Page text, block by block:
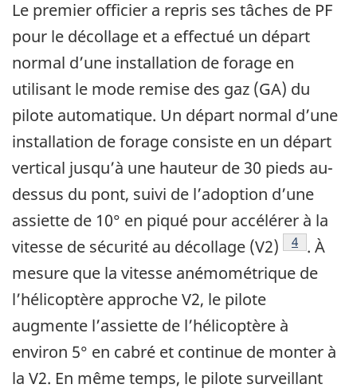
Le premier officier a repris ses tâches de PF
pour le décollage et a effectué un départ
normal d’une installation de forage en
utilisant le mode remise des gaz (GA) du
pilote automatique. Un départ normal d’une
installation de forage consiste en un départ
vertical jusqu’à une hauteur de 30 pieds au-
dessus du pont, suivi de l’adoption d’une
assiette de 10° en piqué pour accélérer à la
vitesse de sécurité au décollage (V2)
Footnote
4 . À
mesure que la vitesse anémométrique de
l’hélicoptère approche V2, le pilote
augmente l’assiette de l’hélicoptère à
environ 5° en cabré et continue de monter à
la V2. En même temps, le pilote surveillant